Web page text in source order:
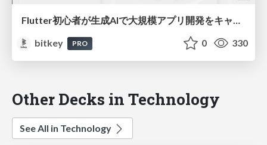
Flutter初心者が生成AIで大規模アプリ開発をキャッチアップした工夫 〜元ネイティブエンジニアが実践した、技術転換の高速道路〜 / Flutter with LLM: A Former Native Engineer's Fast Track to Large-Scale Apps
bitkey
PRO 0 330
Other Decks in Technology
See All in Technology